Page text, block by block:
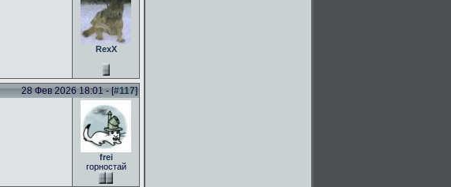
RexX
28 Фев 2026 18:01 - [#117]
frei
горностай